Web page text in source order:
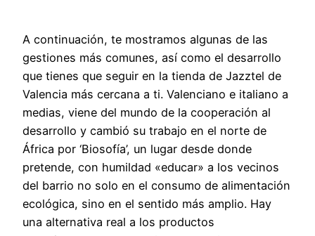
A continuación, te mostramos algunas de las
gestiones más comunes, así como el desarrollo
que tienes que seguir en la tienda de Jazztel de
Valencia más cercana a ti. Valenciano e italiano a
medias, viene del mundo de la cooperación al
desarrollo y cambió su trabajo en el norte de
África por ‘Biosofía’, un lugar desde donde
pretende, con humildad «educar» a los vecinos
del barrio no solo en el consumo de alimentación
ecológica, sino en el sentido más amplio. Hay
una alternativa real a los productos